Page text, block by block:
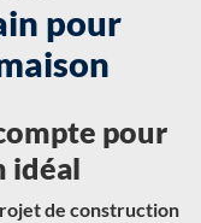
pour
pour
idéal
de construction